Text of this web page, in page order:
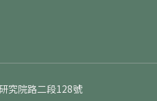
究院路二段128號